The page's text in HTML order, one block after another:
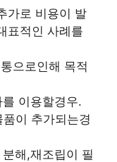
가로 비용이 발
표적인 사례를
으로인해 목적
이용할경우.
이 추가되는경
해,재조립이 필